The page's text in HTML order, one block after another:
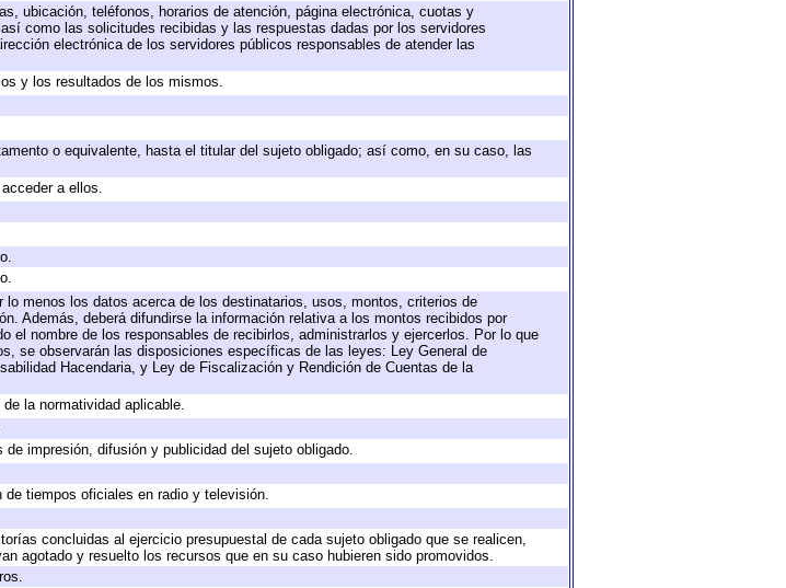
ubicación, teléfonos, horarios de atención, página electrónica, cuotas y
como las solicitudes recibidas y las respuestas dadas por los servidores
electrónica de los servidores públicos responsables de atender las
y los resultados de los mismos.
o equivalente, hasta el titular del sujeto obligado; así como, en su caso, las
a ellos.
menos los datos acerca de los destinatarios, usos, montos, criterios de
Además, deberá difundirse la información relativa a los montos recibidos por
nombre de los responsables de recibirlos, administrarlos y ejercerlos. Por lo que
se observarán las disposiciones específicas de las leyes: Ley General de
Hacendaria, y Ley de Fiscalización y Rendición de Cuentas de la
la normatividad aplicable.
impresión, difusión y publicidad del sujeto obligado.
tiempos oficiales en radio y televisión.
concluidas al ejercicio presupuestal de cada sujeto obligado que se realicen,
agotado y resuelto los recursos que en su caso hubieren sido promovidos.